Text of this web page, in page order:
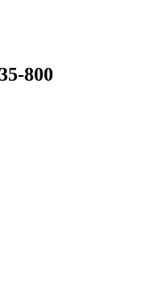
800